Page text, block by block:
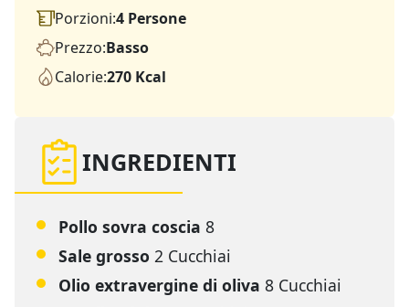
Porzioni:4 Persone
Prezzo:Basso
Calorie:270 Kcal
INGREDIENTI
Pollo sovra coscia 8
Sale grosso 2 Cucchiai
Olio extravergine di oliva 8 Cucchiai